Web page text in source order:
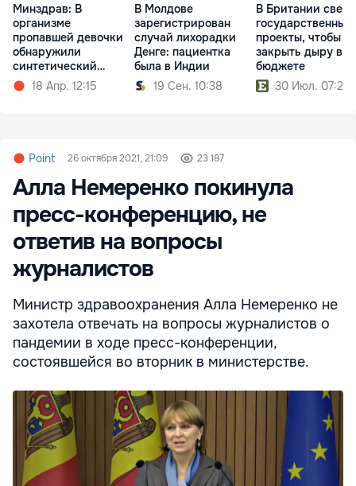
Минздрав: В
организме
пропавшей девочки
обнаружили
синтетический
опиоид18 Апр. 12:15
В Молдове
зарегистрирован
случай лихорадки
Денге: пациентка
была в Индии
19 Сен. 10:38
В Британии
государственные
проекты, чтобы
закрыть дыру в
бюджете
30 Июл. 07:20
Point 26 октября 2021, 21:09 23 187
Алла Немеренко покинула
пресс-конференцию, не
ответив на вопросы
журналистов
Министр здравоохранения Алла Немеренко не
захотела отвечать на вопросы журналистов о
пандемии в ходе пресс-конференции,
состоявшейся во вторник в министерстве.